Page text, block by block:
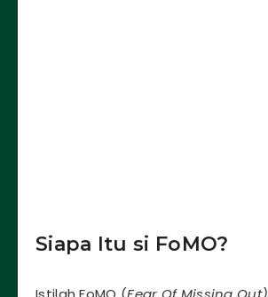
Siapa Itu si FoMO?